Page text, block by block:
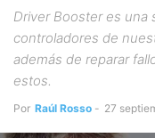
Driver Booster es una
controladores de
además de reparar
estos.
Por Raúl Rosso - 27